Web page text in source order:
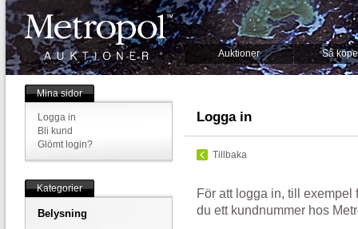
Auktioner Så
Mina sidor
Logga in
Bli kund
Glömt login?
Kategorier
Belysning
Logga in
Tillbaka
För att logga in, till exempel
du ett kundnummer hos